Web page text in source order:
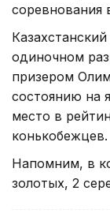
соревнования
одиночном
призером
состоянию на
место в
конькобежцев.
Напомним, в
золотых, 2